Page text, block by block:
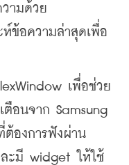
ามด้วย
ห์ข้อความล่าสุดเพื่อ
เพื่อช่วย
ตือนจาก Samsung
ต้องการฟังผ่าน
ะมี widget ให้ใช้